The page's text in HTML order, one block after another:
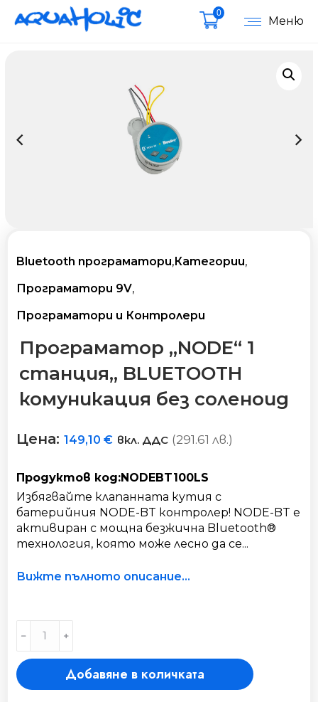
Меню
0
Bluetooth програматори,Категории,
Програматори 9V,
Програматори и Контролери
Програматор „NODE“ 1
станция,, BLUETOOTH
комуникация без соленоид
Цена:149,10€ вкл. ДДС (291.61 лв.)
Продуктов код:NODEBT100LS
Избягвайте клапанната кутия с
батерийния NODE-BT контролер! NODE-BT е
активиран с мощна безжична Bluetooth®
технология, която може лесно да се...
Вижте пълното описание...
"NODE"
станция,,
BLUETOOTH
﹣ ﹢
Добавяне в количката